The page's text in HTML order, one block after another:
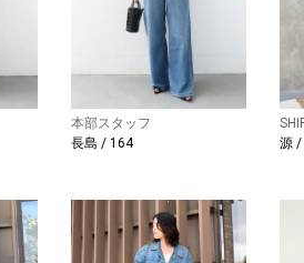
本部スタッフ
長島 / 164
源 /